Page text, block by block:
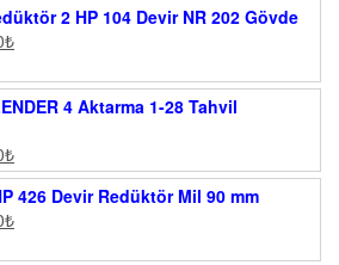
2 HP 104 Devir NR 202 Gövde
₺
4 Aktarma 1-28 Tahvil
₺
426 Devir Redüktör Mil 90 mm
₺